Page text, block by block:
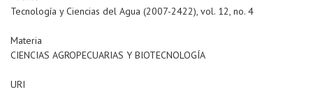
Tecnología y Ciencias del Agua (2007-2422), vol. 12, no. 4
Materia
CIENCIAS AGROPECUARIAS Y BIOTECNOLOGÍA
URI